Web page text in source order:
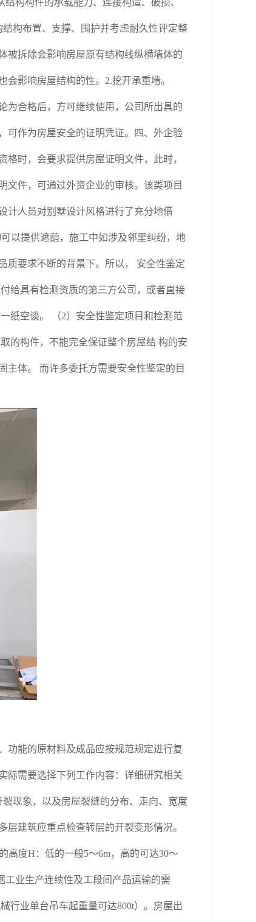
构构件的承载能力、连接构造、破损、
构布置、支撑、围护并考虑耐久性评定整
拆除会影响房屋原有结构线纵横墙体的
影响房屋结构的性。2.挖开承重墙。
为合格后，方可继续使用，公司所出具的
可作为房屋安全的证明凭证。四、外企验
时，会要求提供房屋证明文件，此时，
文件，可通过外资企业的审核。该类项目
人员对别墅设计风格进行了充分地借
以提供遮荫，施工中如涉及邻里纠纷，地
质要求不断的背景下。所以， 安全性鉴定
给具有检测资质的第三方公司，或者直接
纸空谈。 （2）安全性鉴定项目和检测范
的构件，不能完全保证整个房屋结 构的安
主体。 而许多委托方需要安全性鉴定的目
能的原材料及成品应按规范规定进行复
际需要选择下列工作内容：详细研究相关
现象，以及房屋裂缝的分布、走向、宽度
建筑应重点检查转层的开裂变形情况。
度H：低的一般5～6m，高的可达30～
工业生产连续性及工段间产品运输的需
行业单台吊车起重量可达800t）。房屋出